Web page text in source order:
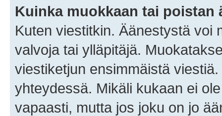
Kuinka muokkaan tai poistan
Kuten viestitkin. Äänestystä voi
valvoja tai ylläpitäjä.
viestiketjun ensimmäistä
yhteydessä. Mikäli kukaan ei
vapaasti, mutta jos joku on jo